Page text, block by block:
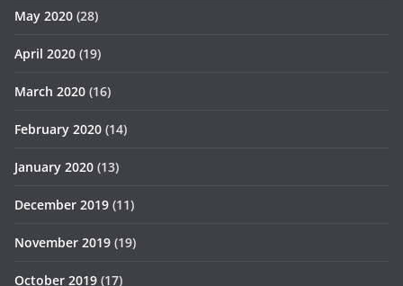
May 2020 (28)
April 2020 (19)
March 2020 (16)
February 2020 (14)
January 2020 (13)
December 2019 (11)
November 2019 (19)
October 2019 (17)